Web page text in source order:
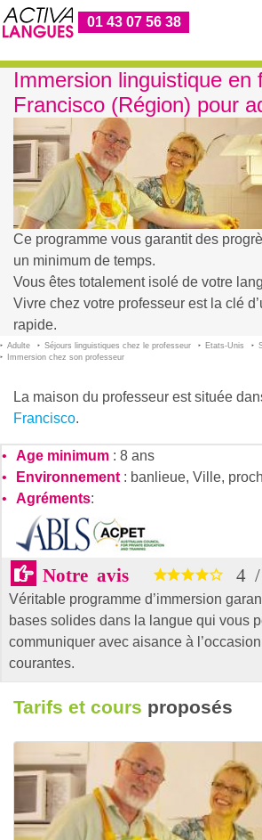
01 43 07 56 38
Immersion linguistique en
Francisco (Région) pour
Ce programme vous garantit des
un minimum de temps.
Vous êtes totalement isolé de votre
Vivre chez votre professeur est la clé
rapide.
Adulte Séjours linguistiques chez le professeur Etats-Unis
Immersion chez son professeur
La maison du professeur est située
Francisco.
Age minimum: 8 ans
Environnement: banlieue, Ville,
Agréments:
Notre avis 4 /
Véritable programme d’immersion
bases solides dans la langue qui vous
communiquer avec aisance à
courantes.
Tarifs et cours proposés